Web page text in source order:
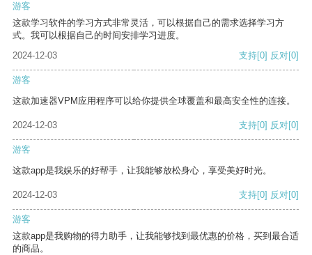
游客
这款学习软件的学习方式非常灵活，可以根据自己的需求选择学习方
式。我可以根据自己的时间安排学习进度。
2024-12-03
支持[0] 反对[0]
游客
这款加速器VPM应用程序可以给你提供全球覆盖和最高安全性的连接。
2024-12-03 支持[0] 反对[0]
游客
这款app是我娱乐的好帮手，让我能够放松身心，享受美好时光。
2024-12-03 支持[0] 反对[0]
游客
这款app是我购物的得力助手，让我能够找到最优惠的价格，买到最合适
的商品。